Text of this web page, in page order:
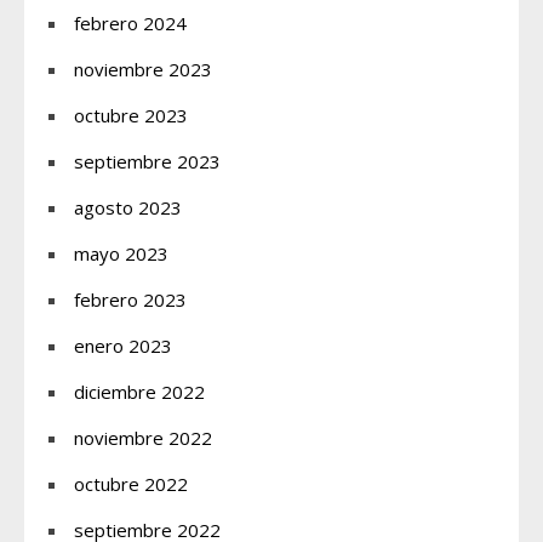
febrero 2024
noviembre 2023
octubre 2023
septiembre 2023
agosto 2023
mayo 2023
febrero 2023
enero 2023
diciembre 2022
noviembre 2022
octubre 2022
septiembre 2022